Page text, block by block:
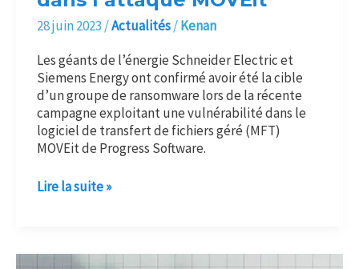
28 juin 2023 /Actualités/Kenan
Les géants de l’énergie Schneider Electric et
Siemens Energy ont confirmé avoir été la cible
d’un groupe de ransomware lors de la récente
campagne exploitant une vulnérabilité dans le
logiciel de transfert de fichiers géré (MFT)
MOVEit de Progress Software.
Lire la suite »